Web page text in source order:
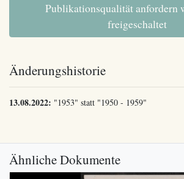
Publikationsqualität anfordern
freigeschaltet
Änderungshistorie
13.08.2022: "1953" statt "1950 - 1959"
Ähnliche Dokumente